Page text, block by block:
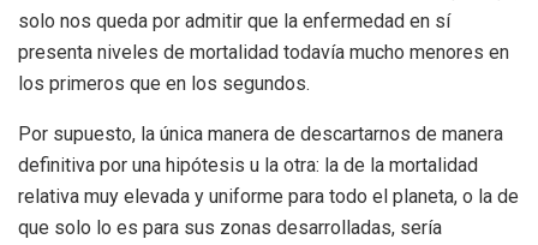
solo nos queda por admitir que la enfermedad en sí
presenta niveles de mortalidad todavía mucho menores en
los primeros que en los segundos.
Por supuesto, la única manera de descartarnos de manera
definitiva por una hipótesis u la otra: la de la mortalidad
relativa muy elevada y uniforme para todo el planeta, o la de
que solo lo es para sus zonas desarrolladas, sería